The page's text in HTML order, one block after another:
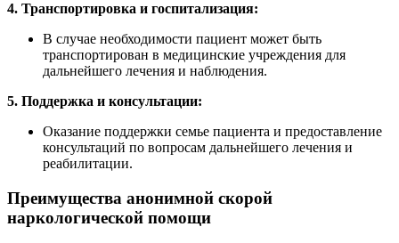
4. Транспортировка и госпитализация:
В случае необходимости пациент может быть
транспортирован в медицинские учреждения для
дальнейшего лечения и наблюдения.
5. Поддержка и консультации:
Оказание поддержки семье пациента и предоставление
консультаций по вопросам дальнейшего лечения и
реабилитации.
Преимущества анонимной скорой
наркологической помощи